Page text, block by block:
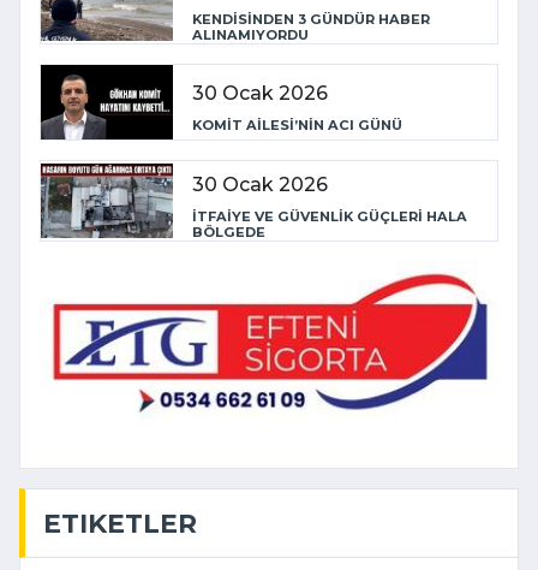
KENDİSİNDEN 3 GÜNDÜR HABER
ALINAMIYORDU
30 Ocak 2026
KOMİT AİLESİ’NİN ACI GÜNÜ
30 Ocak 2026
İTFAİYE VE GÜVENLİK GÜÇLERİ HALA
BÖLGEDE
ETIKETLER